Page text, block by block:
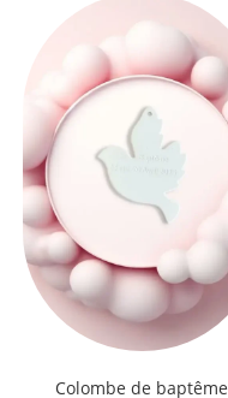
Colombe de baptême